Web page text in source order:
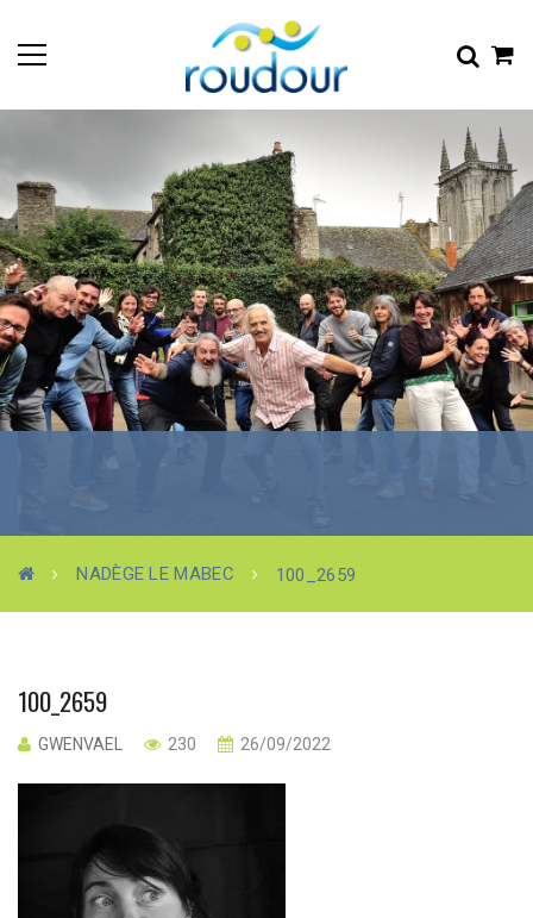
NADÈGE LE MABEC 100_2659
100_2659
GWENVAEL 230 26/09/2022